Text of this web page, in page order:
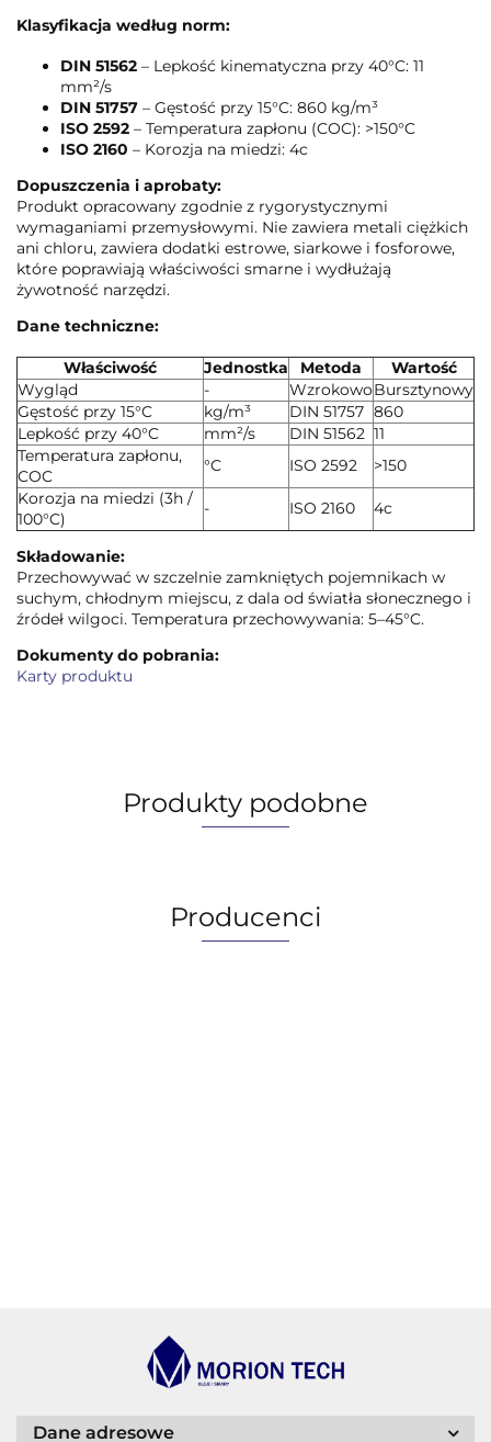
Klasyfikacja według norm:
DIN 51562 – Lepkość kinematyczna przy 40°C: 11
mm²/s
DIN 51757 – Gęstość przy 15°C: 860 kg/m³
ISO 2592 – Temperatura zapłonu (COC): >150°C
ISO 2160 – Korozja na miedzi: 4c
Dopuszczenia i aprobaty:
Produkt opracowany zgodnie z rygorystycznymi
wymaganiami przemysłowymi. Nie zawiera metali ciężkich
ani chloru, zawiera dodatki estrowe, siarkowe i fosforowe,
które poprawiają właściwości smarne i wydłużają
żywotność narzędzi.
Dane techniczne:
Właściwość Jednostka Metoda
Wartość
Wygląd
- WzrokowoBursztynowy
Gęstość przy 15°C
kg/m³ DIN 51757 860
Lepkość przy 40°C
mm²/s DIN 51562 11
Temperatura zapłonu,
COC
°C ISO 2592
>150
Korozja na miedzi (3h /
100°C)
- ISO 2160 4c
Składowanie:
Przechowywać w szczelnie zamkniętych pojemnikach w
suchym, chłodnym miejscu, z dala od światła słonecznego i
źródeł wilgoci. Temperatura przechowywania: 5–45°C.
Dokumenty do pobrania:
Karty produktu
Produkty podobne
Producenci
Dane adresowe